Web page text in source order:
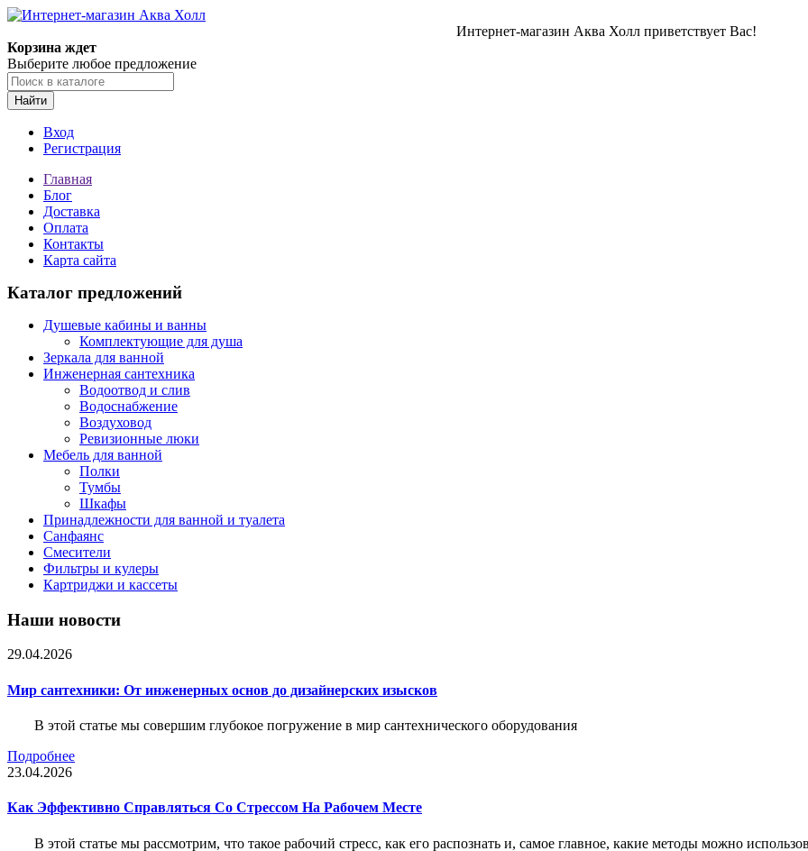
Интернет-магазин Аква Холл приветствует Вас!
Корзина ждет
Выберите любое предложение
Найти
Вход
Регистрация
Главная
Блог
Доставка
Оплата
Контакты
Карта сайта
Каталог предложений
Душевые кабины и ванны
Комплектующие для душа
Зеркала для ванной
Инженерная сантехника
Водоотвод и слив
Водоснабжение
Воздуховод
Ревизионные люки
Мебель для ванной
Полки
Тумбы
Шкафы
Принадлежности для ванной и туалета
Санфаянс
Смесители
Фильтры и кулеры
Картриджи и кассеты
Наши новости
29.04.2026
Мир сантехники: От инженерных основ до дизайнерских изысков
В этой статье мы совершим глубокое погружение в мир сантехнического оборудования
Подробнее
23.04.2026
Как Эффективно Справляться Со Стрессом На Рабочем Месте
В этой статье мы рассмотрим, что такое рабочий стресс, как его распознать и, самое главное, какие методы можно